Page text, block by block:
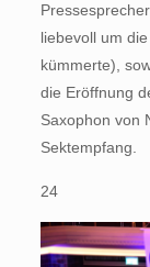
liebevoll um
kümmerte),
die Eröffnung
Saxophon von
Sektempfang.
24